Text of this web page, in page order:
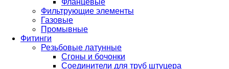
Фильтрующие элементы
Газовые
Промывные
Фитинги
Резьбовые латунные
Сгоны и бочонки
Соединители для труб штуцера